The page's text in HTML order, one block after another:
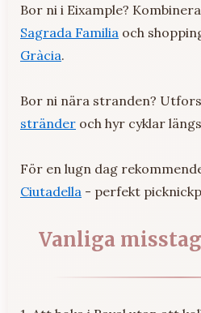
Bor ni i Eixample?
Sagrada Familia och
Gràcia.
Bor ni nära stranden?
stränder och hyr cyklar
För en lugn dag
Ciutadella - perfekt
Vanliga